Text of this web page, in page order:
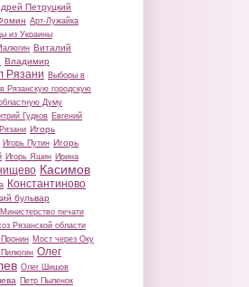
Петруцкий
Арт-Лужайка
из Украины
Виталий
Владимир
Рязани Выборы в
Рязанскую городскую
Думу
Гудков Евгений
Игорь
Игорь Путин Игорь
Игорь Яшин Ирина
Касимов
Константиново
бульвар
Министерство печати
Рязанской области
Мост через Оку
Олег
Олег Шишов
Петр Пыленок